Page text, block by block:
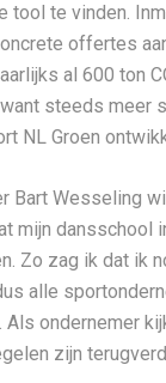
tool te vinden.
offertes
al 600 ton
steeds meer
NL Groen
Bart Wesseling
mijn dansschool
Zo zag ik dat ik
alle
ondernemer
zijn